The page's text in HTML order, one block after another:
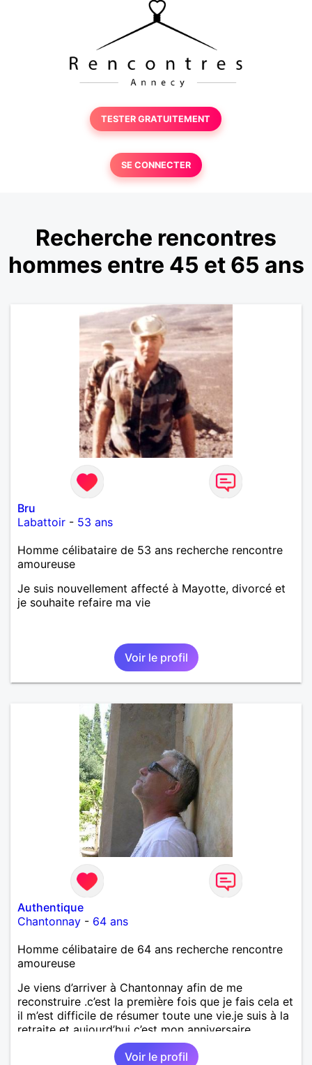
TESTER GRATUITEMENT
SE CONNECTER
Recherche rencontres
hommes entre 45 et 65 ans
Bru
Labattoir - 53 ans
Homme célibataire de 53 ans recherche rencontre
amoureuse
Je suis nouvellement affecté à Mayotte, divorcé et
je souhaite refaire ma vie
Voir le profil
Authentique
Chantonnay - 64 ans
Homme célibataire de 64 ans recherche rencontre
amoureuse
Je viens d’arriver à Chantonnay afin de me
reconstruire .c’est la première fois que je fais cela et
il m’est difficile de résumer toute une vie.je suis à la
retraite et aujourd’hui c’est mon anniversaire
!J’aimerais rencontrer quelqu’un qui partage les
mêmes valeurs qui font de quelqu’un un être humain
Voir le profil